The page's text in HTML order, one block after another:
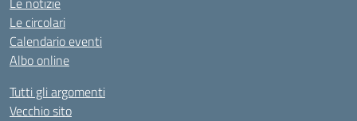
Le circolari
Calendario eventi
Albo online
Tutti gli argomenti
Vecchio sito